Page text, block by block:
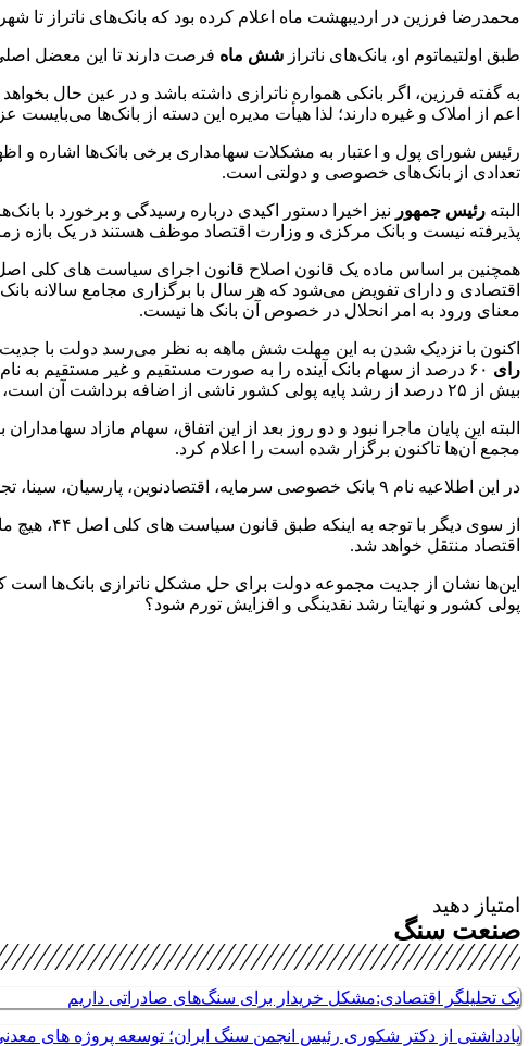
محمدرضا فرزین در اردیبهشت ماه اعلام کرده بود که بانک‌های ناتراز تا
طبق اولتیماتوم او، بانک‌های ناتراز شش ماه فرصت دارند تا این معضل
به گفته فرزین، اگر بانکی همواره ناترازی داشته باشد و در عین حال
اعم از املاک و غیره دارند؛ لذا هیأت مدیره این دسته از بانک‌ها
رئیس شورای پول و اعتبار به مشکلات سهامداری برخی بانک‌ها اشاره و
تعدادی از بانک‌های خصوصی و دولتی است.
البته رئیس جمهور نیز اخیرا دستور اکیدی درباره رسیدگی و برخورد با
پذیرفته نیست و بانک مرکزی و وزارت اقتصاد موظف هستند در یک بازه
اقتصادی و دارای تفویض می‌شود که هر سال با برگزاری مجامع سالانه
معنای ورود به امر انحلال در خصوص آن بانک ها نیست.
اکنون با نزدیک شدن به این مهلت شش ماهه به نظر می‌رسد دولت با
رای
۶۰ درصد از سهام بانک آینده را به صورت مستقیم و غیر مستقیم به
بیش از ۲۵ درصد از رشد پایه پولی کشور ناشی از اضافه برداشت آن است، در جلسه آتی مجمع سالانه‌اش تعیین تکلیف کند.
البته این پایان ماجرا نبود و دو روز بعد از این اتفاق، سهام مازاد
مجمع آن‌ها تاکنون برگزار شده است را اعلام کرد.
در این اطلاعیه نام ۹ بانک خصوصی سرمایه، اقتصادنوین، پارسیان، سینا، تجارت، صادرات ایران، شهر، کارآفرین و گردشگری اعلام شد.
اقتصاد منتقل خواهد شد.
این‌ها نشان از جدیت مجموعه دولت برای حل مشکل ناترازی بانک‌ها است که
پولی کشور و نهایتا رشد نقدینگی و افزایش تورم شود؟
امتیاز دهید
صنعت سنگ
یک تحلیلگر اقتصادی:مشکل خریدار برای سنگ‌های صادراتی داریم
یادداشتی از دکتر شکوری رئیس انجمن سنگ ایران؛ توسعه پروژه های معدنی